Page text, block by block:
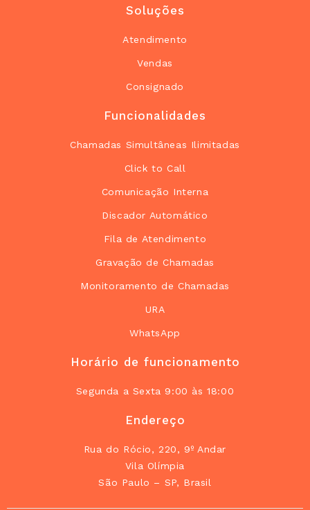
Soluções
Atendimento
Vendas
Consignado
Funcionalidades
Chamadas Simultâneas Ilimitadas
Click to Call
Comunicação Interna
Discador Automático
Fila de Atendimento
Gravação de Chamadas
Monitoramento de Chamadas
URA
WhatsApp
Horário de funcionamento
Segunda a Sexta 9:00 às 18:00
Endereço
Rua do Rócio, 220, 9º Andar
Vila Olímpia
São Paulo – SP, Brasil